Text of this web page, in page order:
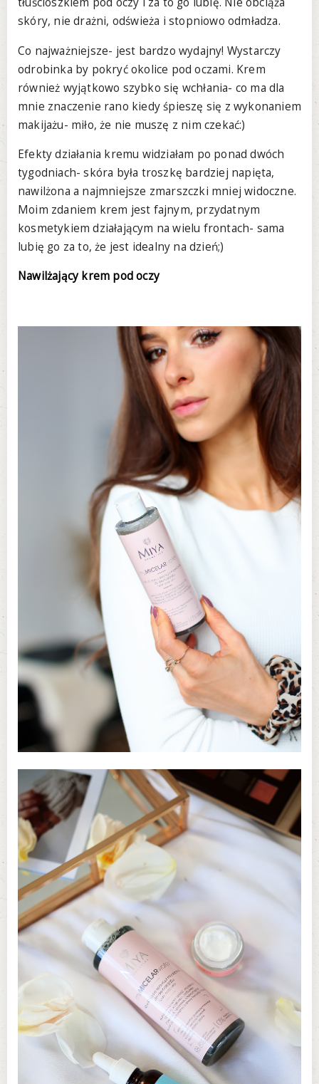
skóry, nie drażni, odświeża i stopniowo odmładza.
Co najważniejsze- jest bardzo wydajny! Wystarczy
odrobinka by pokryć okolice pod oczami. Krem
również wyjątkowo szybko się wchłania- co ma dla
mnie znaczenie rano kiedy śpieszę się z wykonaniem
makijażu- miło, że nie muszę z nim czekać:)
Efekty działania kremu widziałam po ponad dwóch
tygodniach- skóra była troszkę bardziej napięta,
nawilżona a najmniejsze zmarszczki mniej widoczne.
Moim zdaniem krem jest fajnym, przydatnym
kosmetykiem działającym na wielu frontach- sama
lubię go za to, że jest idealny na dzień;)
Nawilżający krem pod oczy